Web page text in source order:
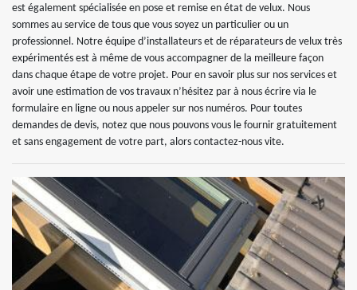
est également spécialisée en pose et remise en état de velux. Nous
sommes au service de tous que vous soyez un particulier ou un
professionnel. Notre équipe d’installateurs et de réparateurs de velux très
expérimentés est à même de vous accompagner de la meilleure façon
dans chaque étape de votre projet. Pour en savoir plus sur nos services et
avoir une estimation de vos travaux n’hésitez par à nous écrire via le
formulaire en ligne ou nous appeler sur nos numéros. Pour toutes
demandes de devis, notez que nous pouvons vous le fournir gratuitement
et sans engagement de votre part, alors contactez-nous vite.